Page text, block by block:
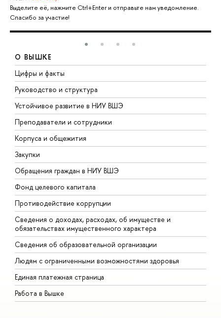
Выделите её, нажмите Ctrl+Enter и отправьте нам уведомление.
Спасибо за участие!
О ВЫШКЕ
Цифры и факты
Руководство и структура
Устойчивое развитие в НИУ ВШЭ
Преподаватели и сотрудники
Корпуса и общежития
Закупки
Обращения граждан в НИУ ВШЭ
Фонд целевого капитала
Противодействие коррупции
Сведения о доходах, расходах, об имуществе и
обязательствах имущественного характера
Сведения об образовательной организации
Людям с ограниченными возможностями здоровья
Единая платежная страница
Работа в Вышке